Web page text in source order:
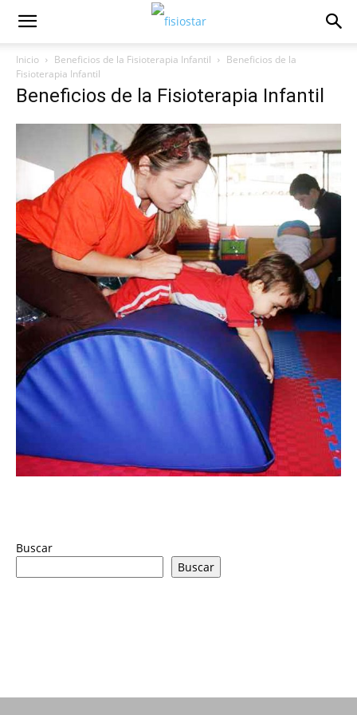
Inicio Beneficios de la Fisioterapia Infantil
Beneficios de la
Fisioterapia Infantil
Beneficios de la Fisioterapia Infantil
Buscar
Buscar